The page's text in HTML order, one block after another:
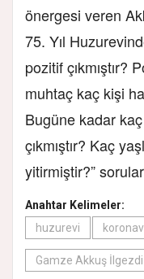
önergesi veren
75. Yıl
pozitif çıkmıştır?
muhtaç kaç kişi
Bugüne kadar
çıkmıştır? Kaç
yitirmiştir?”
Anahtar Kelimeler:
huzurevi
Gamze Akkuş İlgezdi